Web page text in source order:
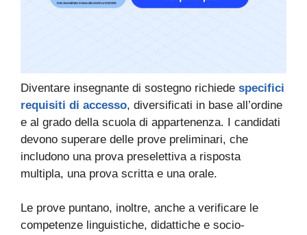
Diventare insegnante di sostegno richiede specifici
requisiti di accesso, diversificati in base all’ordine
e al grado della scuola di appartenenza. I candidati
devono superare delle prove preliminari, che
includono una prova preselettiva a risposta
multipla, una prova scritta e una orale.
Le prove puntano, inoltre, anche a verificare le
competenze linguistiche, didattiche e socio-